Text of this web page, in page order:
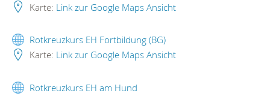
Karte: Link zur Google Maps Ansicht
Rotkreuzkurs EH Fortbildung (BG)
Karte: Link zur Google Maps Ansicht
Rotkreuzkurs EH am Hund